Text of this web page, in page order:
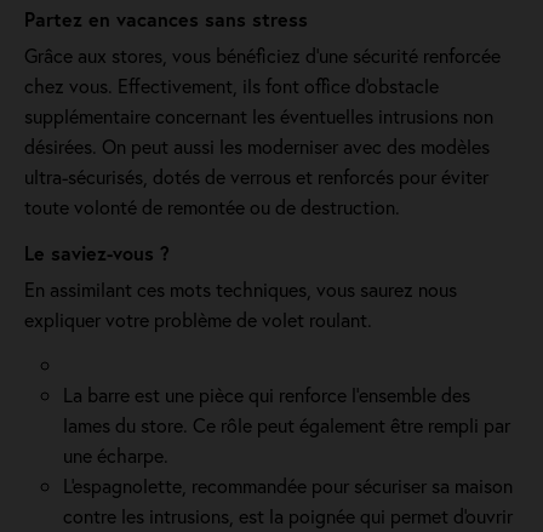
Partez en vacances sans stress
Grâce aux stores, vous bénéficiez d'une sécurité renforcée
chez vous. Effectivement, ils font office d'obstacle
supplémentaire concernant les éventuelles intrusions non
désirées. On peut aussi les moderniser avec des modèles
ultra-sécurisés, dotés de verrous et renforcés pour éviter
toute volonté de remontée ou de destruction.
Le saviez-vous ?
En assimilant ces mots techniques, vous saurez nous
expliquer votre problème de volet roulant.
La barre est une pièce qui renforce l’ensemble des
lames du store. Ce rôle peut également être rempli par
une écharpe.
L'espagnolette, recommandée pour sécuriser sa maison
contre les intrusions, est la poignée qui permet d'ouvrir